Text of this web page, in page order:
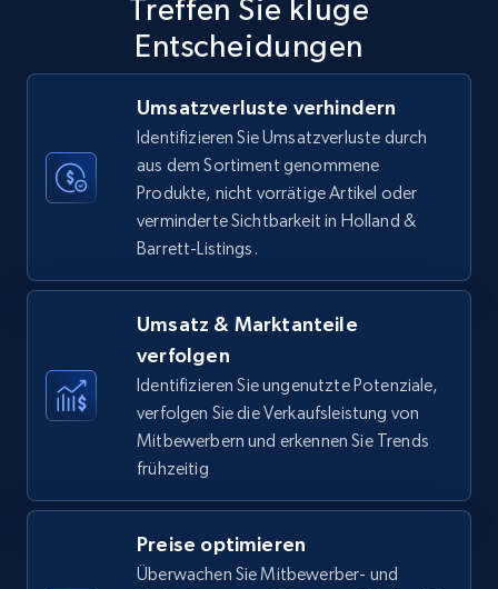
price, Currency, Availability, Reviews count, and
35.3K+ Jetzt anfangen
Amazon Reviews
URL, Product name, Product rating, Product
rating object, Product rating max, Rating,
Author name, Asin, and more.
870+
Walmart - products
Specifications, Image urls, Top reviews, and
Treffen Sie kluge
Entscheidungen
Umsatzverluste verhindern
Identifizieren Sie Umsatzverluste durch
aus dem Sortiment genommene
Produkte, nicht vorrätige Artikel oder
verminderte Sichtbarkeit in Holland &
Barrett-Listings.
Umsatz & Marktanteile
verfolgen
Identifizieren Sie ungenutzte Potenziale,
verfolgen Sie die Verkaufsleistung von
Mitbewerbern und erkennen Sie Trends
frühzeitig
Preise optimieren
Überwachen Sie Mitbewerber- und